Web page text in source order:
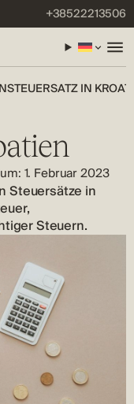
+38522213506
STEUERSATZ IN
1. Februar 2023
Steuersätze in
Steuern.